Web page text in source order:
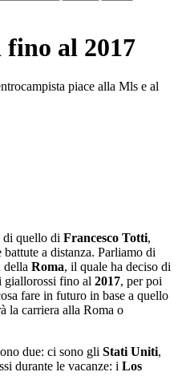
fino al 2017
piace alla Mls e al
di quello di Francesco Totti,
a distanza. Parliamo di
della Roma, il quale ha deciso di
giallorossi fino al 2017, per poi
fare in futuro in base a quello
la carriera alla Roma o
due: ci sono gli Stati Uniti,
durante le vacanze: i Los